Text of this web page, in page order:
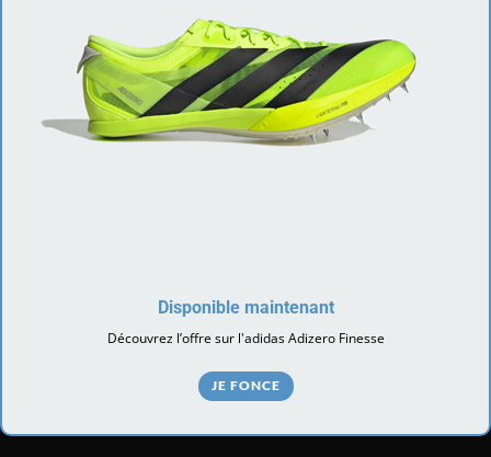
Disponible maintenant
Découvrez l’offre sur l'adidas Adizero Finesse
JE FONCE